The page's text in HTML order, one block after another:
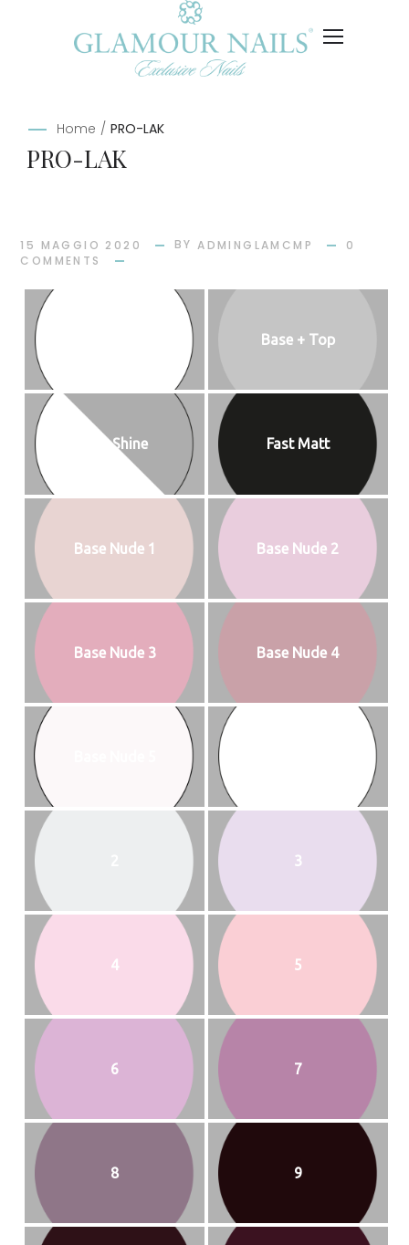
Home / PRO-LAK
PRO-LAK
15 MAGGIO 2020 BY ADMINGLAMCMP
0
COMMENTS
Base + Top
Fast Shine Fast Matt
Base Nude 1 Base Nude 2
Base Nude 3 Base Nude 4
3
4 5
6 7
8 9